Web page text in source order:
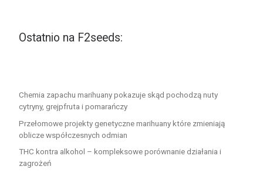
Ostatnio na F2seeds:
Chemia zapachu marihuany pokazuje skąd pochodzą nuty
cytryny, grejpfruta i pomarańczy
Przełomowe projekty genetyczne marihuany które zmieniają
oblicze współczesnych odmian
THC kontra alkohol – kompleksowe porównanie działania i
zagrożeń